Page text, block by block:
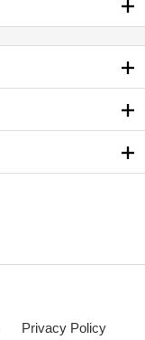
Privacy Policy